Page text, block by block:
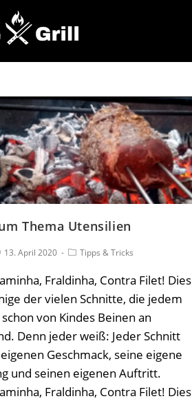
Thema Utensilien
13. April 2020 Tipps & Tricks
Fraldinha, Contra Filet! Dies
der vielen Schnitte, die jedem
von Kindes Beinen an
Denn jeder weiß: Jeder Schnitt
Geschmack, seine eigene
und seinen eigenen Auftritt.
Fraldinha, Contra Filet! Dies